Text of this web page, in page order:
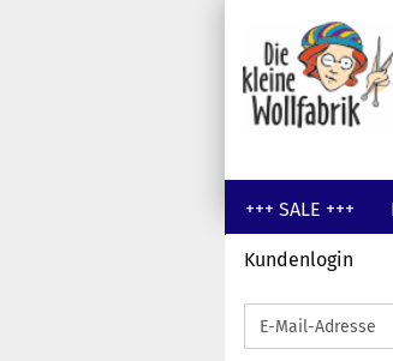
+++ SALE +++
GUTSCHEINE
Kundenlogin
E-
Mail-